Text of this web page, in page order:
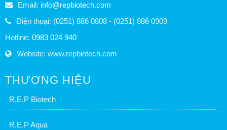
Email: info@repbiotech.com
Điện thoại: (0251) 886 0808 - (0251) 886 0909
Hotline: 0983 024 940
Website: www.repbiotech.com
THƯƠNG HIỆU
R.E.P Biotech
R.E.P Aqua